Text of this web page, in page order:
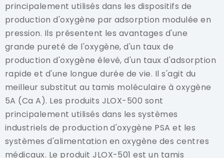
principalement utilisés dans les dispositifs de
production d'oxygène par adsorption modulée en
pression. Ils présentent les avantages d'une
grande pureté de l'oxygène, d'un taux de
production d'oxygène élevé, d'un taux d'adsorption
rapide et d'une longue durée de vie. Il s'agit du
meilleur substitut au tamis moléculaire à oxygène
5A (Ca A). Les produits JLOX-500 sont
principalement utilisés dans les systèmes
industriels de production d'oxygène PSA et les
systèmes d'alimentation en oxygène des centres
médicaux. Le produit JLOX-501 est un tamis